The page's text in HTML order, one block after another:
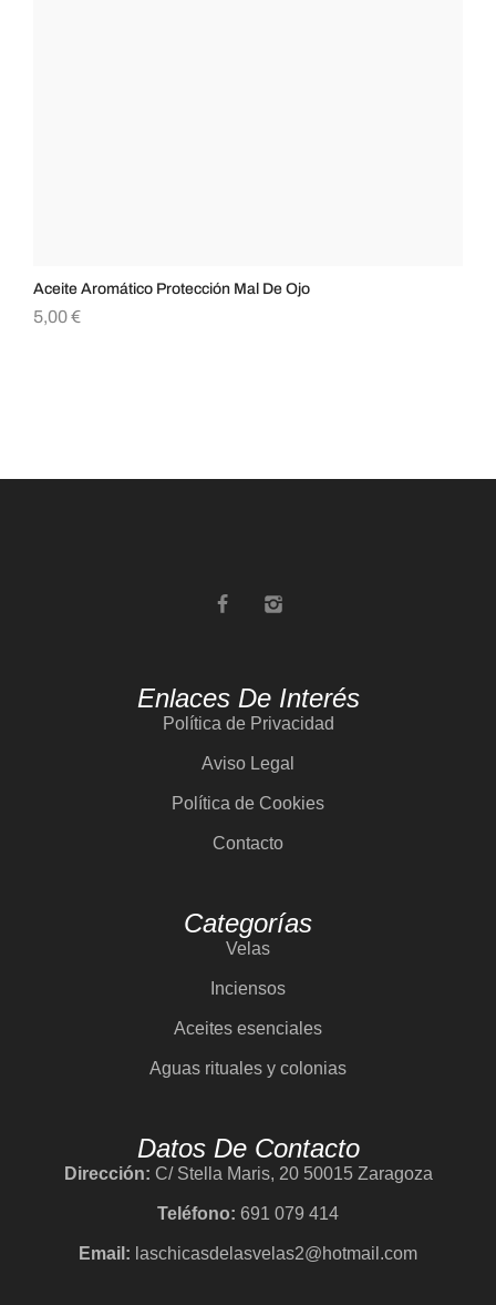
Aceite Aromático Protección Mal De Ojo
5,00€
Enlaces De Interés
Política de Privacidad
Aviso Legal
Política de Cookies
Contacto
Categorías
Velas
Inciensos
Aceites esenciales
Aguas rituales y colonias
Datos De Contacto
Dirección: C/ Stella Maris, 20 50015 Zaragoza
Teléfono: 691 079 414
Email: laschicasdelasvelas2@hotmail.com